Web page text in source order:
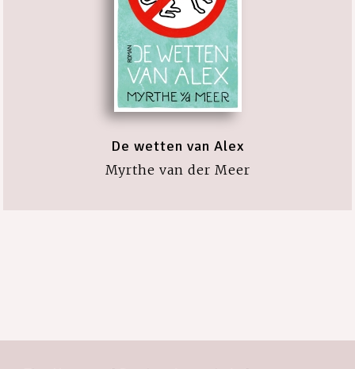
De wetten van Alex
Myrthe van der Meer